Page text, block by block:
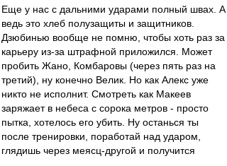
Еще у нас с дальними ударами полный швах. А
ведь это хлеб полузащиты и защитников.
Дзюбинью вообще не помню, чтобы хоть раз за
карьеру из-за штрафной приложился. Может
пробить Жано, Комбаровы (через пять раз на
третий), ну конечно Велик. Но как Алекс уже
никто не исполнит. Смотреть как Макеев
заряжает в небеса с сорока метров - просто
пытка, хотелось его убить. Ну останься ты
после тренировки, поработай над ударом,
глядишь через меясц-другой и получится